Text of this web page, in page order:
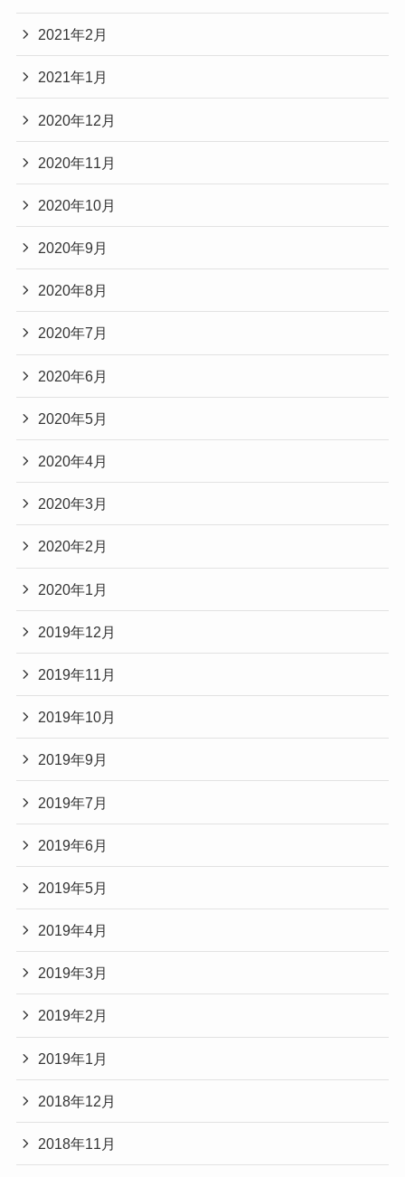
2021年2月
2021年1月
2020年12月
2020年11月
2020年10月
2020年9月
2020年8月
2020年7月
2020年6月
2020年5月
2020年4月
2020年3月
2020年2月
2020年1月
2019年12月
2019年11月
2019年10月
2019年9月
2019年7月
2019年6月
2019年5月
2019年4月
2019年3月
2019年2月
2019年1月
2018年12月
2018年11月